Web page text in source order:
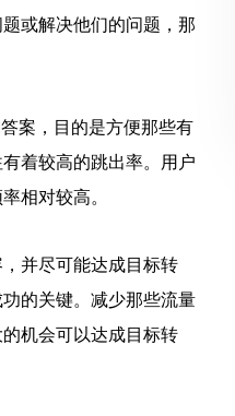
或解决他们的问题，那
案，目的是方便那些有
着较高的跳出率。用户
相对较高。
并尽可能达成目标转
的关键。减少那些流量
机会可以达成目标转